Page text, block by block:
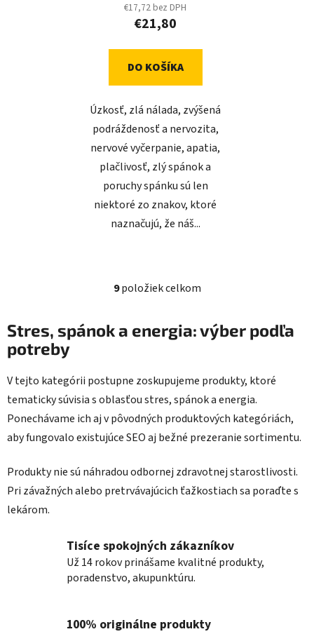
€17,72 bez DPH
€21,80
DO KOŠÍKA
Úzkosť, zlá nálada, zvýšená
podráždenosť a nervozita,
nervové vyčerpanie, apatia,
plačlivosť, zlý spánok a
poruchy spánku sú len
niektoré zo znakov, ktoré
naznačujú, že náš...
O
l
á
c
i
e
p
k
y
p
i
s
9položiek celkom
Stres, spánok a energia: výber podľa
potreby
V tejto kategórii postupne zoskupujeme produkty, ktoré
tematicky súvisia s oblasťou stres, spánok a energia.
Ponechávame ich aj v pôvodných produktových kategóriách,
aby fungovalo existujúce SEO aj bežné prezeranie sortimentu.
Produkty nie sú náhradou odbornej zdravotnej starostlivosti.
Pri závažných alebo pretrvávajúcich ťažkostiach sa poraďte s
lekárom.
Tisíce spokojných zákazníkov
Už 14 rokov prinášame kvalitné produkty,
poradenstvo, akupunktúru.
100% originálne produkty